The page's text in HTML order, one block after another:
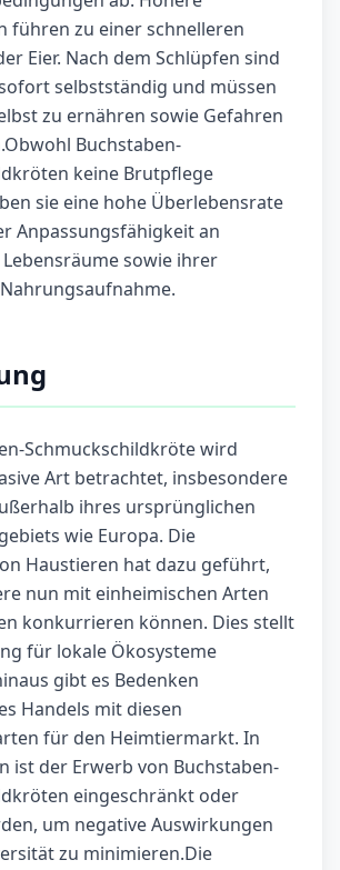
führen zu einer schnelleren
Eier. Nach dem Schlüpfen sind
selbstständig und müssen
zu ernähren sowie Gefahren
Buchstaben-
keine Brutpflege
sie eine hohe Überlebensrate
Anpassungsfähigkeit an
sowie ihrer
Schmuckschildkröte wird
Art betrachtet, insbesondere
ihres ursprünglichen
wie Europa. Die
Haustieren hat dazu geführt,
nun mit einheimischen Arten
konkurrieren können. Dies stellt
für lokale Ökosysteme
gibt es Bedenken
Handels mit diesen
für den Heimtiermarkt. In
ist der Erwerb von Buchstaben-
eingeschränkt oder
um negative Auswirkungen
zu minimieren.Die